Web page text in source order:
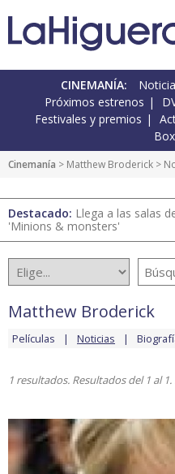
CINEMANÍA:
Próximos estrenos
Festivales y premios
Cinemanía > Matthew Broderick >
Destacado: Llega a las salas
'Minions & monsters'
Matthew Broderick
Películas Noticias
1 resultados. Resultados del 1 al 1.